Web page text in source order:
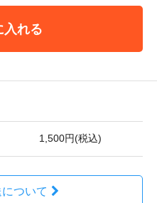
入れる
1,500円(税込)
ついて